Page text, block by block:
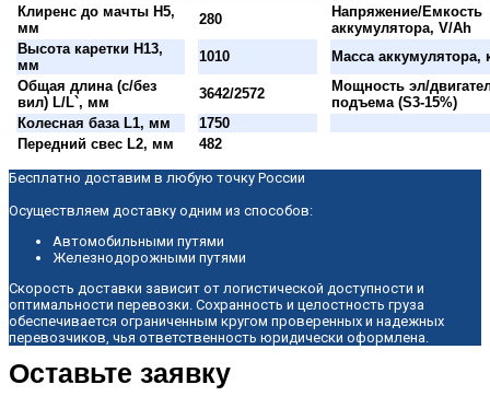
Клиренс до мачты H5,
мм
280
Напряжение/Емкость
аккумулятора, V/Ah
Высота каретки H13,
мм
1010
Масса аккумулятора,
Общая длина (с/без
вил) L/L`, мм
3642/2572
Мощность эл/
подъема (S3-15%)
Колесная база L1, мм
1750
Передний свес L2, мм
482
Бесплатно доставим в любую точку России
Осуществляем доставку одним из способов:
Автомобильными путями
Железнодорожными путями
Скорость доставки зависит от логистической доступности и
оптимальности перевозки. Сохранность и целостность груза
обеспечивается ограниченным кругом проверенных и надежных
перевозчиков, чья ответственность юридически оформлена.
Оставьте заявку